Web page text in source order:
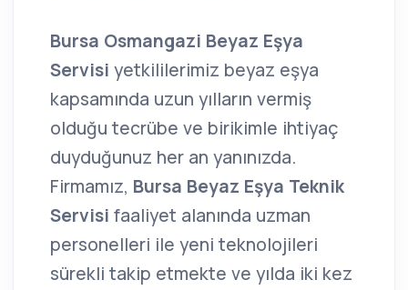
Bursa Osmangazi Beyaz Eşya
Servisi yetkililerimiz beyaz eşya
kapsamında uzun yılların vermiş
olduğu tecrübe ve birikimle ihtiyaç
duyduğunuz her an yanınızda.
Firmamız, Bursa Beyaz Eşya Teknik
Servisi faaliyet alanında uzman
personelleri ile yeni teknolojileri
sürekli takip etmekte ve yılda iki kez